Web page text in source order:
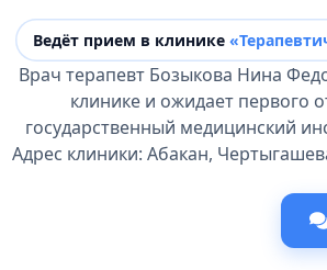
Ведёт прием в клинике
Врач терапевт Бозыкова Нина
клинике и ожидает первого
государственный медицинский
Адрес клиники: Абакан,